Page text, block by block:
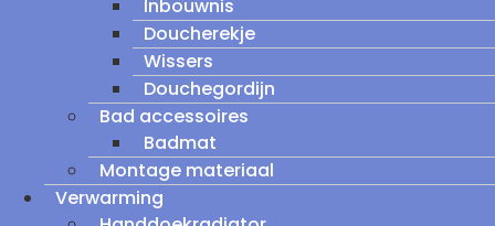
Inbouwnis
Doucherekje
Wissers
Douchegordijn
Bad accessoires
Badmat
Montage materiaal
Verwarming